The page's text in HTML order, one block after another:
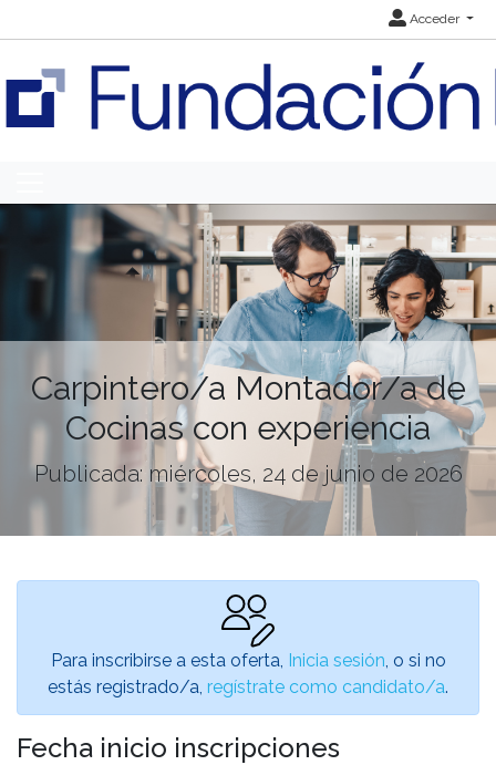
Acceder
Carpintero/a Montador/a de
Cocinas con experiencia
Publicada: miércoles, 24 de junio de 2026
Para inscribirse a esta oferta, Inicia sesión , o si no
estás registrado/a, regístrate como candidato/a.
Fecha inicio inscripciones